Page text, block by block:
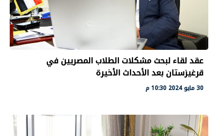
عقد لقاء لبحث مشكلات الطلاب المصريين في
قرغيزستان بعد الأحداث الأخيرة
30 مايو 2024 10:30 م